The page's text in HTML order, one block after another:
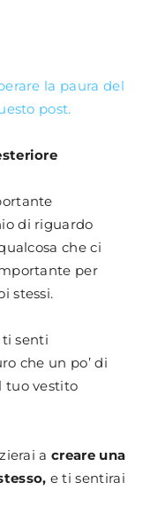
la paura del
post.
di riguardo
che ci
per
stessi.
senti
che un po’ di
tuo vestito
a creare una
e ti sentirai